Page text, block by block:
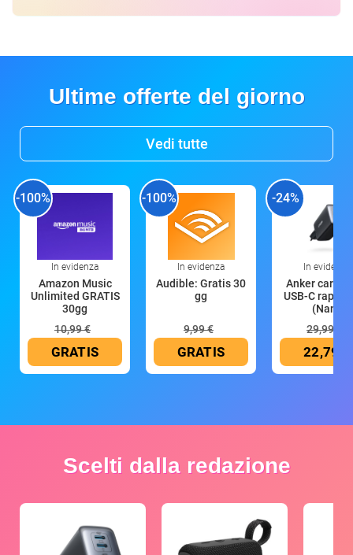
Ultime offerte del giorno
Vedi tutte
-100%
In evidenza
Amazon Music
Unlimited GRATIS
30gg
10,99 €
GRATIS
-100%
In evidenza
Audible: Gratis 30
gg
9,99 €
GRATIS
-24%
In evidenza
Anker
USB-C rapido
(Nano
29,99 €
22,79 €
Scelti dalla redazione